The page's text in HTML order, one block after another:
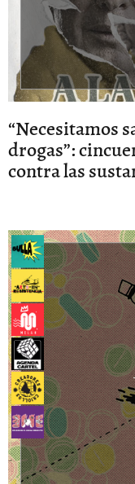
“Necesitamos
drogas”:
contra las